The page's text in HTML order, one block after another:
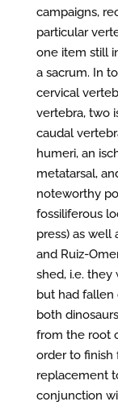
campaigns,
particular
one item still
a sacrum. In
cervical
vertebra, two
caudal
humeri, an
metatarsal,
noteworthy
fossiliferous
press) as well
and Ruiz-
shed, i.e.
but had fallen
both
from the root
order to
replacement
conjunction